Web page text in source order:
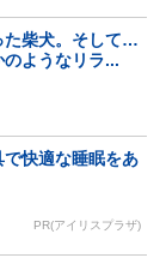
た柴犬。そして…
のようなリラ...
で快適な睡眠をあ
PR(アイリスプラザ)